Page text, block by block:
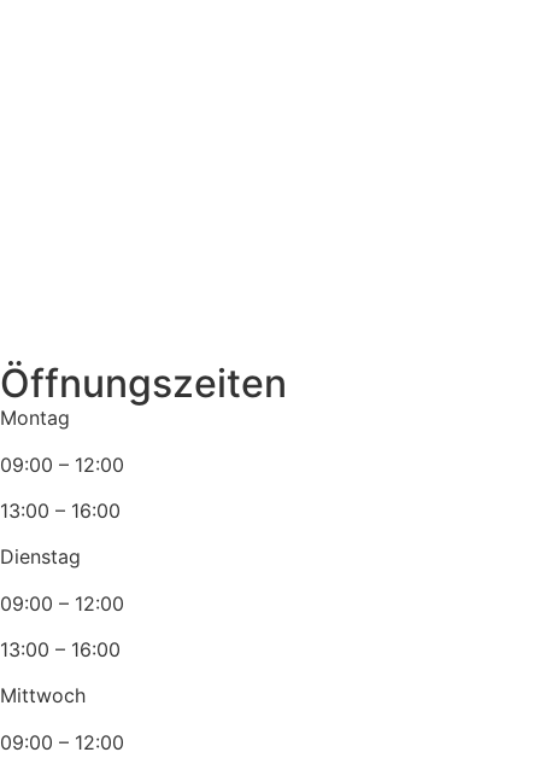
Öffnungszeiten
Montag
09:00 – 12:00
13:00 – 16:00
Dienstag
09:00 – 12:00
13:00 – 16:00
Mittwoch
09:00 – 12:00